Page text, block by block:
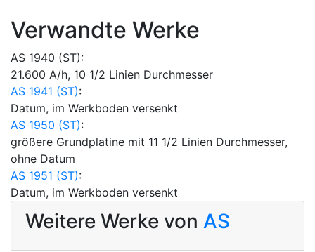
Verwandte Werke
AS 1940 (ST):
21.600 A/h, 10 1/2 Linien Durchmesser
AS 1941 (ST):
Datum, im Werkboden versenkt
AS 1950 (ST):
größere Grundplatine mit 11 1/2 Linien Durchmesser,
ohne Datum
AS 1951 (ST):
Datum, im Werkboden versenkt
Weitere Werke von AS